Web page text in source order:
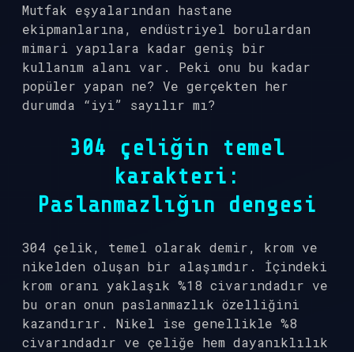
Mutfak eşyalarından hastane
ekipmanlarına, endüstriyel borulardan
mimari yapılara kadar geniş bir
kullanım alanı var. Peki onu bu kadar
popüler yapan ne? Ve gerçekten her
durumda “iyi” sayılır mı?
304 çeliğin temel
karakteri:
Paslanmazlığın dengesi
304 çelik, temel olarak demir, krom ve
nikelden oluşan bir alaşımdır. İçindeki
krom oranı yaklaşık %18 civarındadır ve
bu oran onun paslanmazlık özelliğini
kazandırır. Nikel ise genellikle %8
civarındadır ve çeliğe hem dayanıklılık